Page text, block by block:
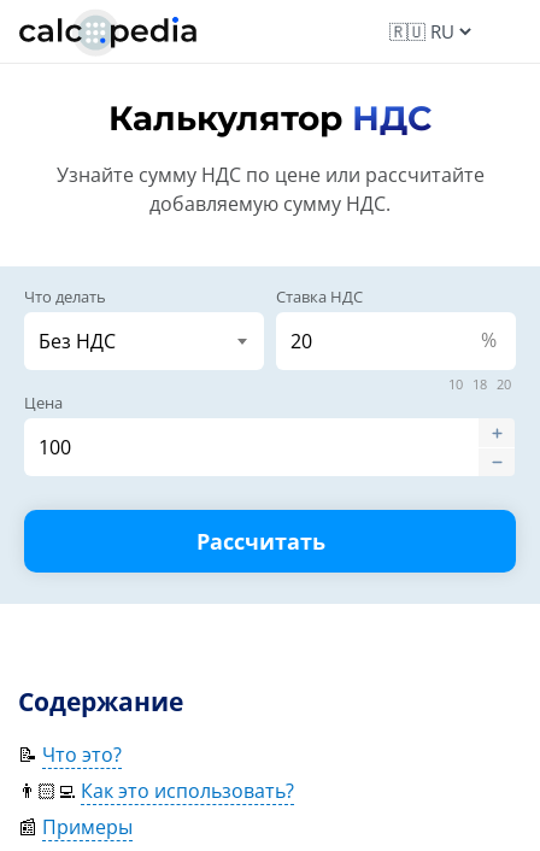
Калькулятор НДС
Узнайте сумму НДС по цене или рассчитайте
добавляемую сумму НДС.
Что делать Ставка НДС
%
10 18 20
Цена
Рассчитать
Содержание
📝 Что это?
👨🏻‍💻 Как это использовать?
📰 Примеры